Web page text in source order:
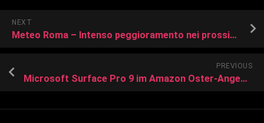
NEXT
Meteo Roma – Intenso peggioramento nei prossimi giorni con piogge e temporali localmente anche molto intensi
PREVIOUS
Microsoft Surface Pro 9 im Amazon Oster-Angebot: Nur noch heute 38 Prozent günstiger